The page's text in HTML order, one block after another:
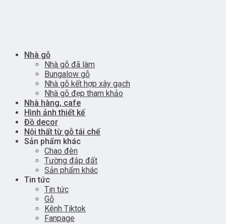
Nhà gỗ
Nhà gỗ đã làm
Bungalow gỗ
Nhà gỗ kết hợp xây gạch
Nhà gỗ đẹp tham khảo
Nhà hàng, cafe
Hình ảnh thiết kế
Đồ decor
Nội thất từ gỗ tái chế
Sản phẩm khác
Chao đèn
Tường đắp đất
Sản phẩm khác
Tin tức
Tin tức
Gỗ
Kênh Tiktok
Fanpage